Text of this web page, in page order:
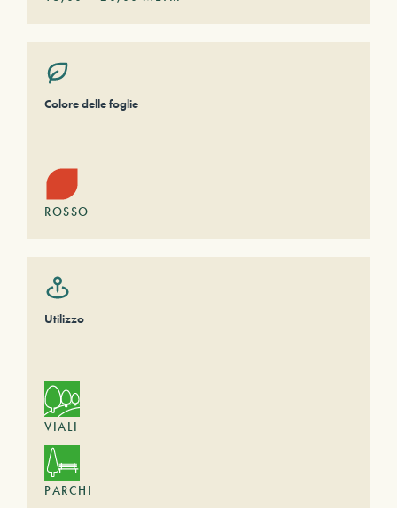
Colore delle foglie
ROSSO
Utilizzo
VIALI
PARCHI